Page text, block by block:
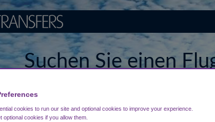
Suchen Sie einen
cookies to run our site and optional cookies to improve your experience.
optional cookies if you allow them.